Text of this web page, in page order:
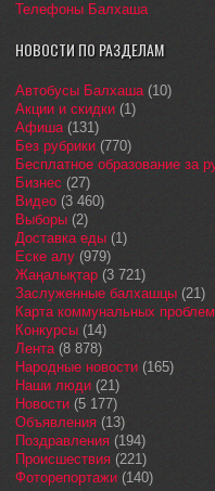
Телефоны Балхаша
НОВОСТИ ПО РАЗДЕЛАМ
Автобусы Балхаша(10)
Акции и скидки (1)
Афиша(131)
Без рубрики (770)
Бесплатное образование за
Бизнес (27)
Видео (3 460)
Выборы (2)
Доставка еды (1)
Еске алу (979)
Жаңалықтар (3 721)
Заслуженные балхашцы (21)
Карта коммунальных проблем
Конкурсы (14)
Лента(8 878)
Народные новости (165)
Наши люди (21)
Новости (5 177)
Объявления (13)
Поздравления (194)
Происшествия (221)
Фоторепортажи (140)